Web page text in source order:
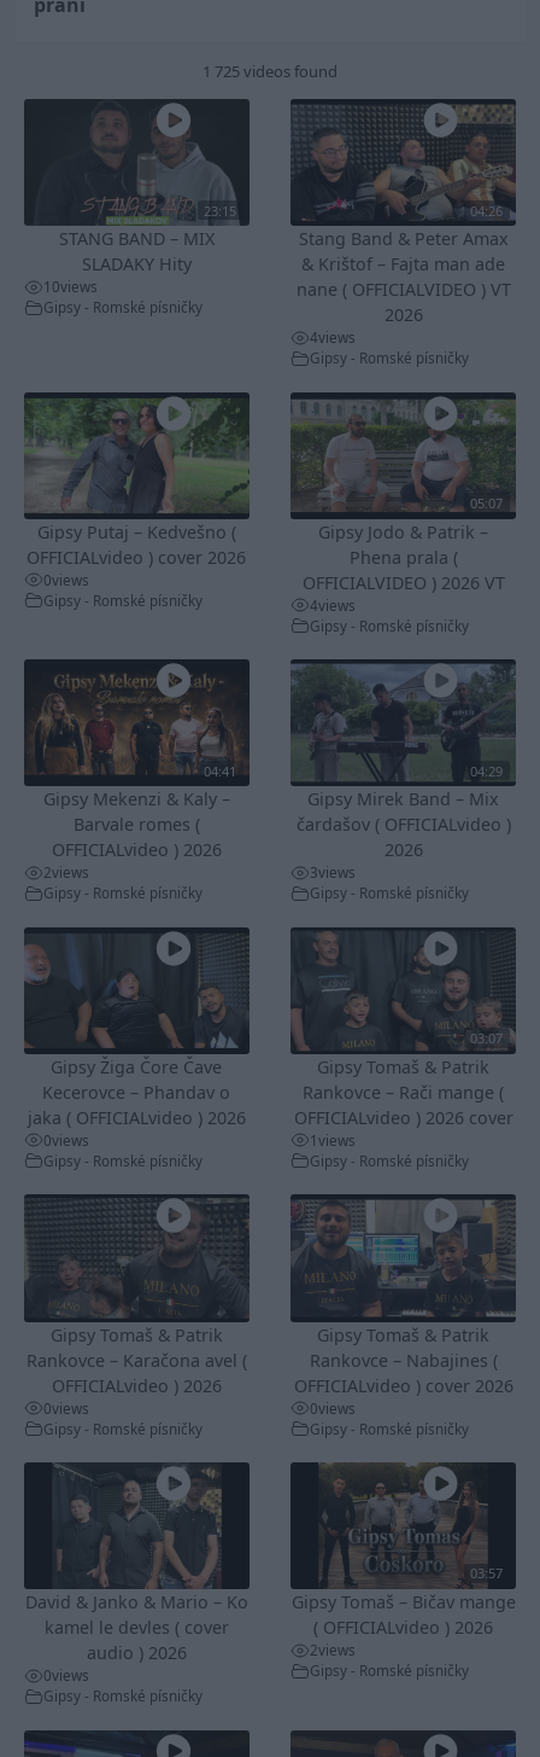
1 725 videos found
23:15
STANG BAND – MIX
SLADAKY Hity
10views
Gipsy - Romské písničky
04:26
Stang Band & Peter Amax
& Krištof – Fajta man ade
nane ( OFFICIALVIDEO ) VT
2026
4views
Gipsy - Romské písničky
Gipsy Putaj – Kedvešno (
OFFICIALvideo ) cover 2026
0views
Gipsy - Romské písničky
05:07
Gipsy Jodo & Patrik –
Phena prala (
OFFICIALVIDEO ) 2026 VT
4views
Gipsy - Romské písničky
04:41
Gipsy Mekenzi & Kaly –
Barvale romes (
OFFICIALvideo ) 2026
2views
Gipsy - Romské písničky
04:29
Gipsy Mirek Band – Mix
čardašov ( OFFICIALvideo )
2026
3views
Gipsy - Romské písničky
Gipsy Žiga Čore Čave
Kecerovce – Phandav o
jaka ( OFFICIALvideo ) 2026
0views
Gipsy - Romské písničky
03:07
Gipsy Tomaš & Patrik
Rankovce – Rači mange (
OFFICIALvideo ) 2026 cover
1views
Gipsy - Romské písničky
Gipsy Tomaš & Patrik
Rankovce – Karačona avel (
OFFICIALvideo ) 2026
0views
Gipsy - Romské písničky
Gipsy Tomaš & Patrik
Rankovce – Nabajines (
OFFICIALvideo ) cover 2026
0views
Gipsy - Romské písničky
David & Janko & Mario – Ko
kamel le devles ( cover
audio ) 2026
0views
Gipsy - Romské písničky
03:57
Gipsy Tomaš – Bičav mange
( OFFICIALvideo ) 2026
2views
Gipsy - Romské písničky